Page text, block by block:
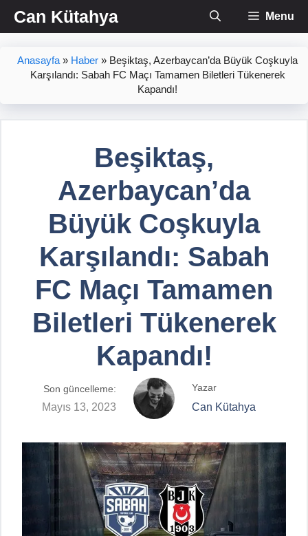
İçeriğe
atlaCan Kütahya Menu
Anasayfa » Haber » Beşiktaş, Azerbaycan’da Büyük Coşkuyla
Karşılandı: Sabah FC Maçı Tamamen Biletleri Tükenerek
Kapandı!
Beşiktaş,
Azerbaycan’da
Büyük Coşkuyla
Karşılandı: Sabah
FC Maçı Tamamen
Biletleri Tükenerek
Kapandı!
Son güncelleme:
Mayıs 13, 2023
Yazar
Can Kütahya